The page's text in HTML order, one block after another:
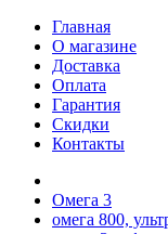
Главная
О магазине
Доставка
Оплата
Гарантия
Скидки
Контакты
Омега 3
омега 800,